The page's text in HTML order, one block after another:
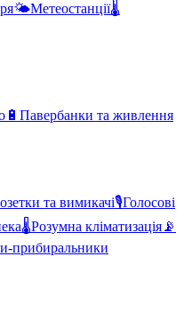
🌤️Метеостанції🌡️
🔋 Павербанки та живлення
та вимикачі🎙️Голосові
🌡️Розумна кліматизація 📡
прибиральники